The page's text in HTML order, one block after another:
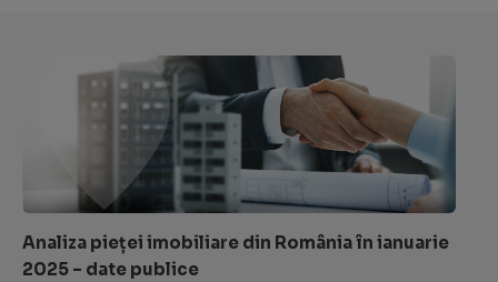
Analiza pieței imobiliare din România în ianuarie
2025 – date publice